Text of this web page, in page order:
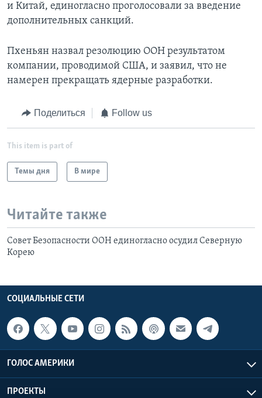
и Китай, единогласно проголосовали за введение
дополнительных санкций.
Пхеньян назвал резолюцию ООН результатом
компании, проводимой США, и заявил, что не
намерен прекращать ядерные разработки.
Поделиться Follow us
This item is part of
Темы дня В мире
Читайте также
Совет Безопасности ООН единогласно осудил Северную
Корею
СОЦИАЛЬНЫЕ СЕТИ
ГОЛОС АМЕРИКИ
ПРОЕКТЫ